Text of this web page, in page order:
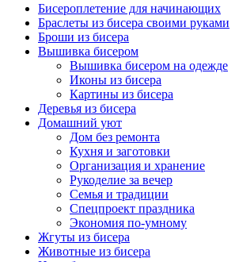
Бисероплетение для начинающих
Браслеты из бисера своими руками
Броши из бисера
Вышивка бисером
Вышивка бисером на одежде
Иконы из бисера
Картины из бисера
Деревья из бисера
Домашний уют
Дом без ремонта
Кухня и заготовки
Организация и хранение
Рукоделие за вечер
Семья и традиции
Спецпроект праздника
Экономия по-умному
Жгуты из бисера
Животные из бисера